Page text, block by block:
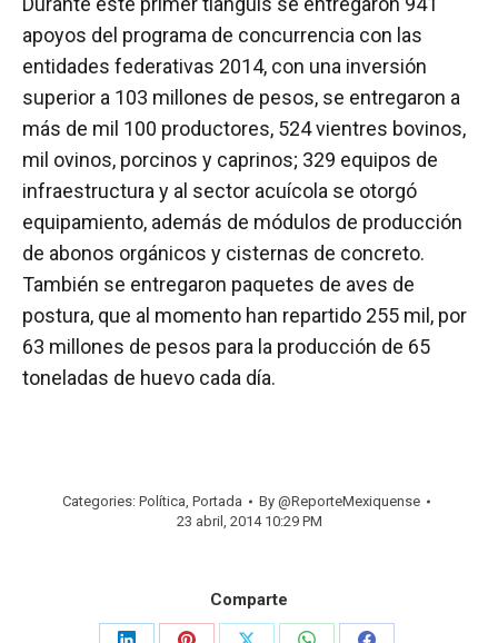
apoyos del programa de concurrencia con las
entidades federativas 2014, con una inversión
superior a 103 millones de pesos, se entregaron a
más de mil 100 productores, 524 vientres bovinos,
mil ovinos, porcinos y caprinos; 329 equipos de
infraestructura y al sector acuícola se otorgó
equipamiento, además de módulos de producción
de abonos orgánicos y cisternas de concreto.
También se entregaron paquetes de aves de
postura, que al momento han repartido 255 mil, por
63 millones de pesos para la producción de 65
toneladas de huevo cada día.
Categories: Política, Portada By @ReporteMexiquense
23 abril, 2014 10:29 PM
Comparte